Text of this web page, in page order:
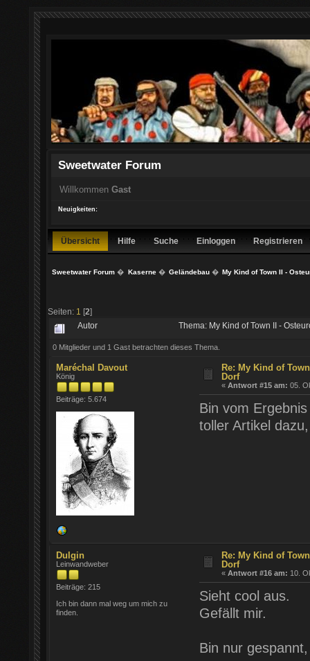
Sweetwater Forum
Willkommen Gast
Neuigkeiten:
Übersicht Hilfe Suche Einloggen Registrieren
Sweetwater Forum � Kaserne� Geländebau� My Kind of Town II -
Seiten: 1 [2]
Autor Thema: My Kind of Town II -
0 Mitglieder und 1 Gast betrachten dieses Thema.
Maréchal Davout
König
Beiträge: 5.674
Re: My Kind of
Dorf
«Antwort #15 am: 05.
Bin vom
toller Artikel
Dulgin
Leinwandweber
Beiträge: 215
Ich bin dann mal weg um mich zu
finden.
Re: My Kind of
Dorf
«Antwort #16 am: 10.
Sieht cool aus.
Gefällt mir.
Bin nur